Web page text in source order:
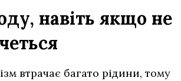
навіть якщо не
втрачає багато рідини, тому